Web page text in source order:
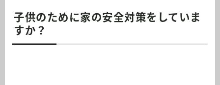
子供のために家の安全対策をしていま
すか？